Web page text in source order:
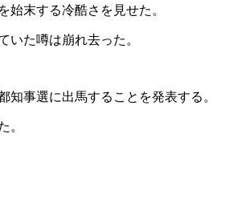
始末する冷酷さを見せた。
いた噂は崩れ去った。
事選に出馬することを発表する。
。